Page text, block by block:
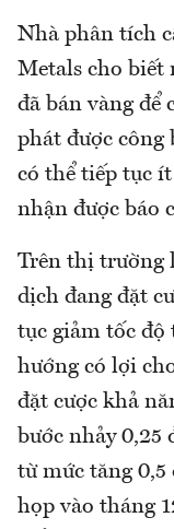
Nhà phân tích
Metals cho biết
đã bán vàng
phát được công
có thể tiếp tục
nhận được báo
Trên thị trường
dịch đang đặt
tục giảm tốc độ
hướng có lợi
đặt cược khả
bước nhảy 0,25
từ mức tăng
họp vào tháng